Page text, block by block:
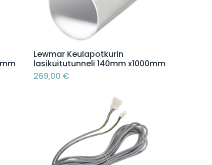
Lisää ostoskoriin
Lewmar Keulapotkurin
lasikuitutunneli 140mm x1000mm
269,00 €